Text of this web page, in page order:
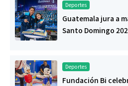
Deportes
Guatemala jura a
Santo Domingo
Deportes
Fundación Bi